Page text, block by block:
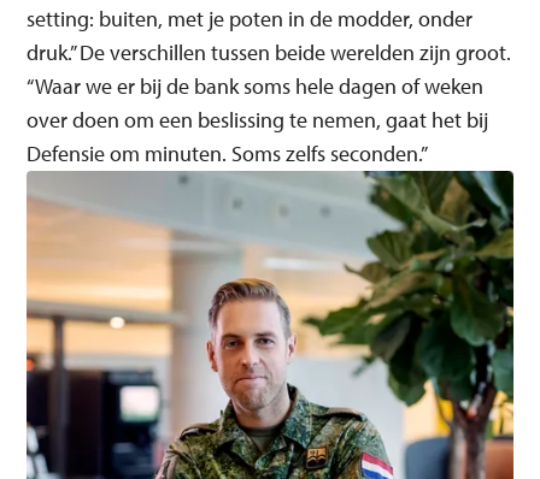
setting: buiten, met je poten in de modder, onder
druk.” De verschillen tussen beide werelden zijn groot.
“Waar we er bij de bank soms hele dagen of weken
over doen om een beslissing te nemen, gaat het bij
Defensie om minuten. Soms zelfs seconden.”